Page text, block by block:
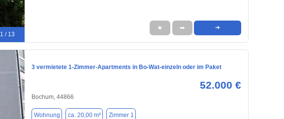
1 / 13
★ ➦ ➜
3 vermietete 1-Zimmer-Apartments in Bo-Wat-einzeln oder im Paket
52.000 €
Bochum, 44866
Wohnung ca. 20,00 m² Zimmer 1